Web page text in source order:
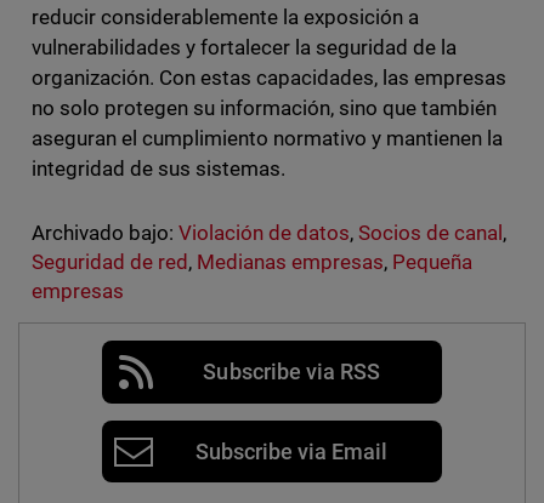
reducir considerablemente la exposición a
vulnerabilidades y fortalecer la seguridad de la
organización. Con estas capacidades, las empresas
no solo protegen su información, sino que también
aseguran el cumplimiento normativo y mantienen la
integridad de sus sistemas.
Archivado bajo: Violación de datos,Socios de canal ,
Seguridad de red , Medianas empresas, Pequeña
empresas
Subscribe via RSS
Subscribe via Email